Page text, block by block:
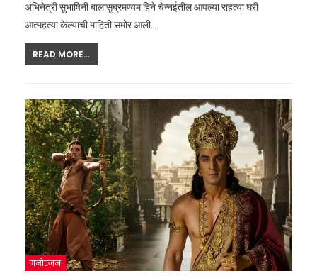
अभिनेत्री सुभाषिनी बालासुब्रमण्यम हिने चेन्नईतील आपल्या राहत्या घरी
आत्महत्या केल्याची माहिती समोर आली…
READ MORE...
मनोरंजन